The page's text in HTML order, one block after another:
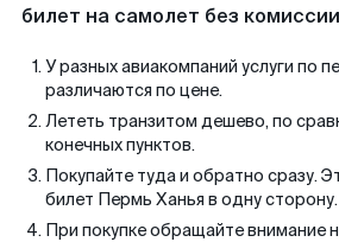
билет на самолет без
У разных авиакомпаний услуги по
различаются по цене.
Лететь транзитом дешево, по
конечных пунктов.
Покупайте туда и обратно сразу.
билет Пермь Ханья в одну сторону.
При покупке обращайте внимание